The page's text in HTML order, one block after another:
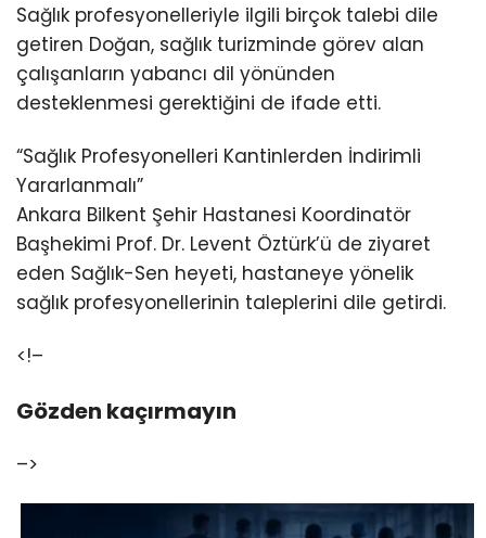
Sağlık profesyonelleriyle ilgili birçok talebi dile
getiren Doğan, sağlık turizminde görev alan
çalışanların yabancı dil yönünden
desteklenmesi gerektiğini de ifade etti.
“Sağlık Profesyonelleri Kantinlerden İndirimli
Yararlanmalı”
Ankara Bilkent Şehir Hastanesi Koordinatör
Başhekimi Prof. Dr. Levent Öztürk’ü de ziyaret
eden Sağlık-Sen heyeti, hastaneye yönelik
sağlık profesyonellerinin taleplerini dile getirdi.
<!–
Gözden kaçırmayın
–>